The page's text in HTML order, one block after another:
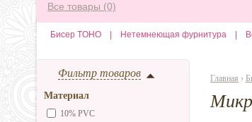
Все товары (0)
Бисер TOHO Нетемнеющая фурнитура
Фильтр товаров
Материал
10% PVC
Главная ›